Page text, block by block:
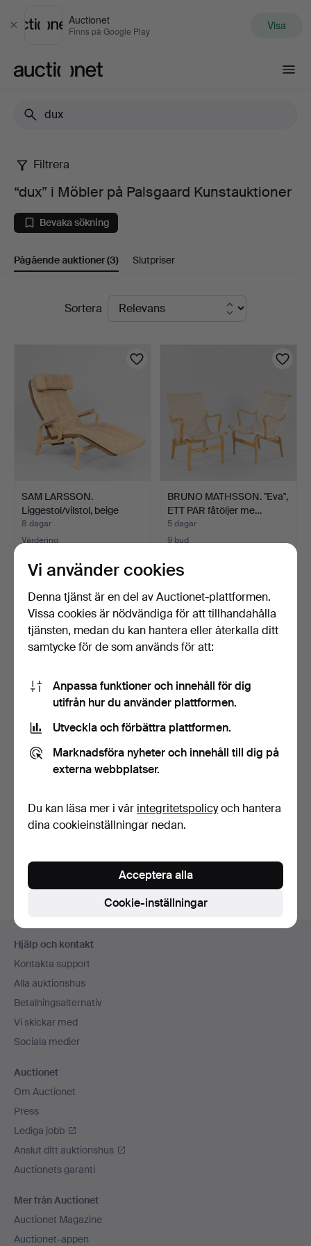
Stäng
Auctionet
Finns på Google Play Visa
“dux”
Möbler
på
Palsgaard
Filtrera
“dux” i Möbler på Palsgaard Kunstauktioner
Bevaka sökning
Pågående auktioner(3) Slutpriser
PågåendeSortera
SAM LARSSON.
Liggestol/vilstol, beige
Alca…
8 dagar
Värdering
BRUNO MATHSSON. "Eva",
ETT PAR fåtöljer me…
5 dagar
9 bud
BRUNO MATHSSON.
"Pernilla", soffa av formb…
4 dagar
Bevaka sökning
Sidfotsnavigation
Hjälp och kontakt
Kontakta support
Alla auktionshus
Betalningsalternativ
Vi skickar med
Sociala medier
Auctionet
Om Auctionet
Press
Lediga jobb
Anslut ditt auktionshus
Auctionets garanti
Mer från Auctionet
Auctionet Magazine
Auctionet-appen
Vi använder cookies
Denna tjänst är en del av Auctionet-plattformen.
Vissa cookies är nödvändiga för att tillhandahålla
tjänsten, medan du kan hantera eller återkalla ditt
samtycke för de som används för att:
Anpassa funktioner och innehåll för dig
utifrån hur du använder plattformen.
Utveckla och förbättra plattformen.
Marknadsföra nyheter och innehåll till dig på
externa webbplatser.
Du kan läsa mer i vår integritetspolicyoch hantera
dina cookieinställningar nedan.
Cookie-inställningar
Acceptera alla